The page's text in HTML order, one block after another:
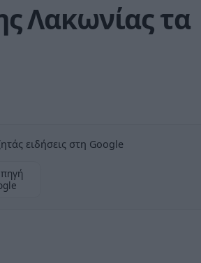
Λακωνίας τα
ειδήσεις στη Google